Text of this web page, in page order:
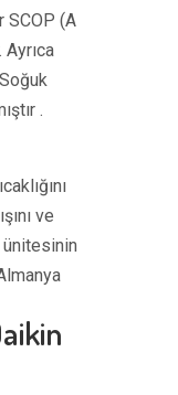
SCOP (A
.
ve
ünitesinin